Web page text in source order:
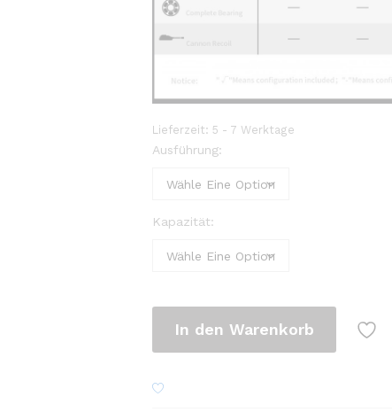
Lieferzeit: 5 - 7 Werktage
Ausführung:
Kapazität:
In den Warenkorb